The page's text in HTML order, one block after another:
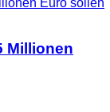
Millionen